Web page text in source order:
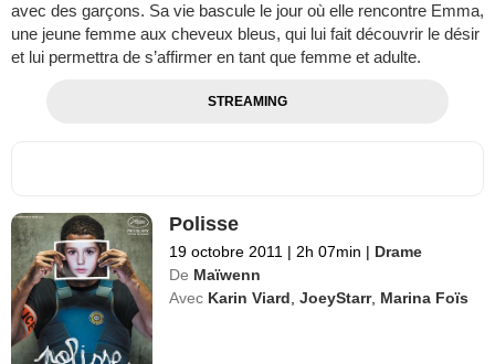
avec des garçons. Sa vie bascule le jour où elle rencontre Emma,
une jeune femme aux cheveux bleus, qui lui fait découvrir le désir
et lui permettra de s’affirmer en tant que femme et adulte.
STREAMING
Polisse
19 octobre 2011 | 2h 07min | Drame
De Maïwenn
Avec Karin Viard,JoeyStarr, Marina Foïs